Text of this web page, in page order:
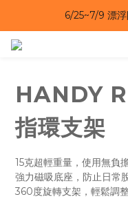
6/25~7/9
6/25~7/9
HANDY
指環支架
15克超輕重量，使用無負
強力磁吸底座，防止日常
360度旋轉支架，輕鬆調